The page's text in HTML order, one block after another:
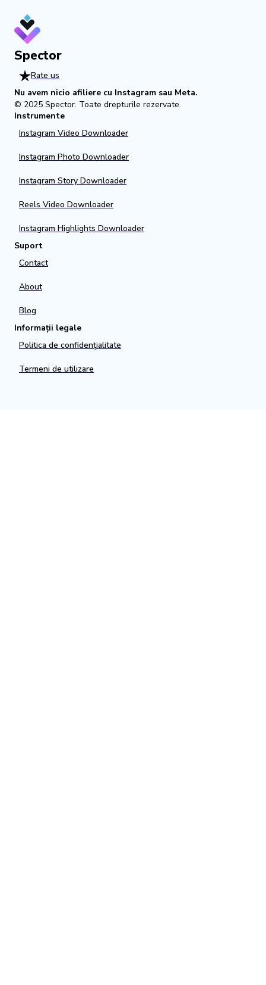
Spector
Rate us
Nu avem nicio afiliere cu Instagram sau Meta.
© 2025 Spector. Toate drepturile rezervate.
Instrumente
Instagram Video Downloader
Instagram Photo Downloader
Instagram Story Downloader
Reels Video Downloader
Instagram Highlights Downloader
Suport
Contact
About
Blog
Informații legale
Politica de confidențialitate
Termeni de utilizare